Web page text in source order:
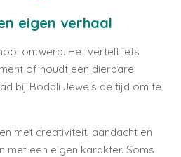
eigen verhaal
ontwerp. Het vertelt iets
of houdt een dierbare
bij Bodali Jewels de tijd om te
met creativiteit, aandacht en
een eigen karakter. Soms